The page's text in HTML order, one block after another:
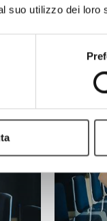
suo utilizzo dei loro